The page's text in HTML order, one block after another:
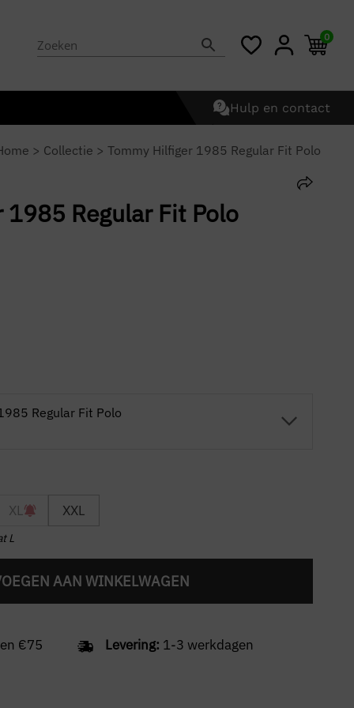
0
Hulp en contact
> Collectie > Tommy Hilfiger 1985 Regular Fit Polo
Regular Fit Polo
Regular Fit Polo
XL XXL
L
AAN WINKELWAGEN
€75 Levering: 1-3 werkdagen